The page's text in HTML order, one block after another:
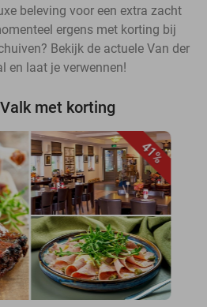
beleving voor een extra zacht
ergens met korting bij
Bekijk de actuele Van der
en laat je verwennen!
met korting
41%